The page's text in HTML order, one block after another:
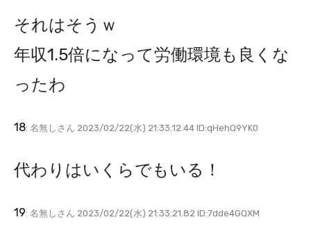
それはそうｗ
年収1.5倍になって労働環境も良くな
ったわ
18: 名無しさん 2023/02/22(水) 21:33:12.44 ID:qHehQ9YK0
代わりはいくらでもいる！
19: 名無しさん 2023/02/22(水) 21:33:21.82 ID:7dde4GQXM